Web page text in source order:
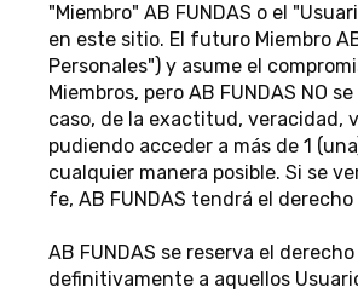
"Miembro" AB FUNDAS o el
en este sitio. El futuro Miembro
Personales") y asume el
Miembros, pero AB FUNDAS NO
caso, de la exactitud, veracidad,
pudiendo acceder a más de 1
cualquier manera posible. Si se
fe, AB FUNDAS tendrá el
AB FUNDAS se reserva el
definitivamente a aquellos